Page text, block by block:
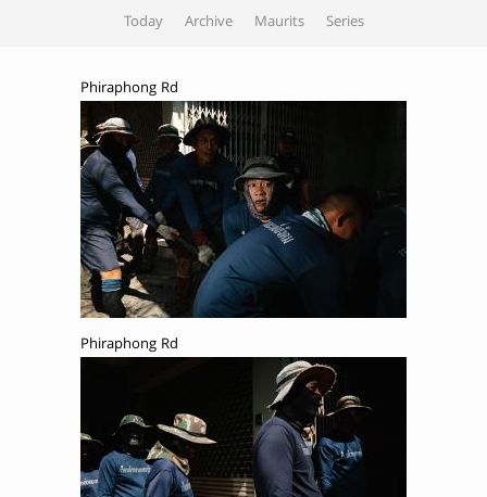
Today Archive Maurits Series
Phiraphong Rd
Phiraphong Rd